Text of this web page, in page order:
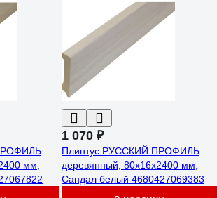
мм,
1 070 ₽
Плинтус РУССКИЙ ПРОФИЛЬ
деревянный, 80х16х2400 мм,
Сандал белый 4680427069383